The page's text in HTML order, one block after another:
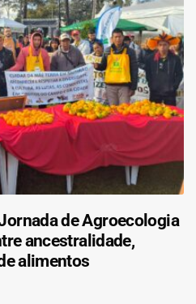
de Agroecologia
ancestralidade,
alimentos